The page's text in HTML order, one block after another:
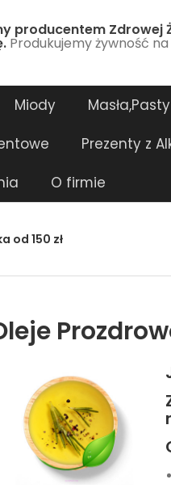
producentem Zdrowej
Produkujemy żywność
Miody Masła,Pasty
Prezenty z
O firmie
od 150 zł